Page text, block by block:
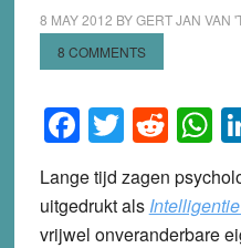
8 MAY 2012 BYGERT JAN VAN
8 COMMENTS
Facebook
Twitter
Lange tijd zagen
uitgedrukt als
vrijwel onveranderbare